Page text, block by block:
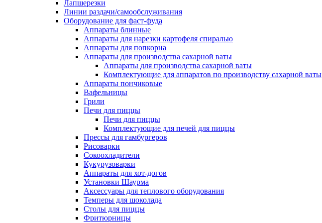
Лапшерезки
Линии раздачи/самообслуживания
Оборудование для фаст-фуда
Аппараты блинные
Аппараты для нарезки картофеля спиралью
Аппараты для попкорна
Аппараты для производства сахарной ваты
Аппараты для производства сахарной ваты
Комплектующие для аппаратов по производству сахарной ваты
Аппараты пончиковые
Вафельницы
Грили
Печи для пиццы
Печи для пиццы
Комплектующие для печей для пиццы
Прессы для гамбургеров
Рисоварки
Сокоохладители
Кукурузоварки
Аппараты для хот-догов
Установки Шаурма
Аксессуары для теплового оборудования
Темперы для шоколада
Столы для пиццы
Фритюрницы